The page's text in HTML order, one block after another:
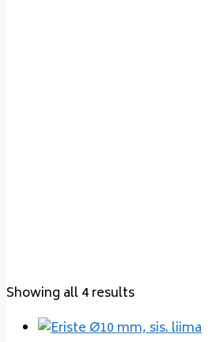
Showing all 4 results